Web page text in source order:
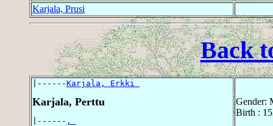
Karjala, Prusi
Back
|------Karjala, Erkki
Karjala, Perttu
|------ ,
Gender:
Birth :